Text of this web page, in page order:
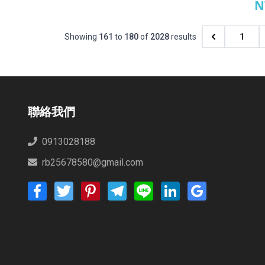
Showing 161 to 180of 2028results 1
聯絡我們
0913028188
rb25678580@gmail.com
FacebookTwitter PinterestTelegramLine LinkedIn